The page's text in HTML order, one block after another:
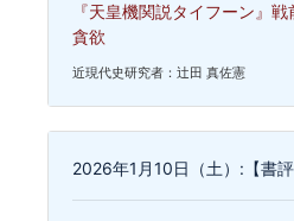
『天皇機関説タイフーン』
貪欲
近現代史研究者：辻田 真佐憲
2026年1月10日（土）:【書評